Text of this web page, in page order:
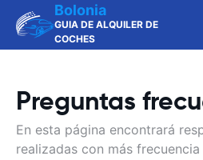
Bolonia
GUIA DE ALQUILER DE
COCHES
Preguntas
En esta página encontrará
realizadas con más frecuencia